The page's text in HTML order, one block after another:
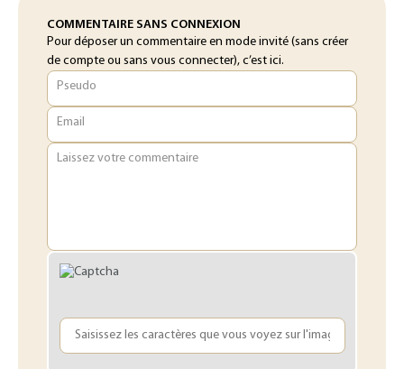
COMMENTAIRE SANS CONNEXION
Pour déposer un commentaire en mode invité (sans créer
de compte ou sans vous connecter), c’est ici.
Pseudo
Email
Laissez votre commentaire